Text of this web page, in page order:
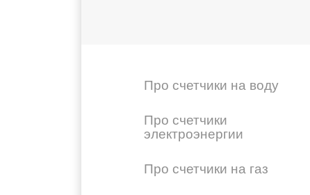
Про счетчики на воду
Про счетчики
электроэнергии
Про счетчики на газ